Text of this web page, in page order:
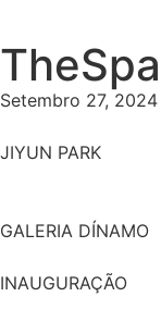
Setembro 27, 2024
JIYUN PARK
GALERIA DÍNAMO
INAUGURAÇÃO